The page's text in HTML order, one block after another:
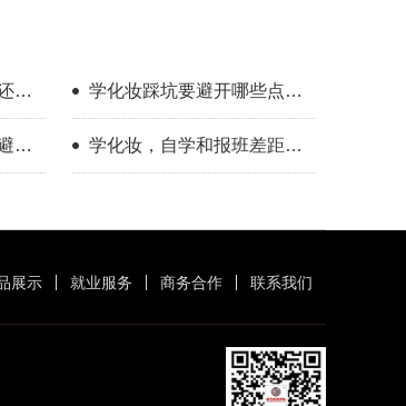
是
心
学化妆踩坑要避开哪些点？
新手择校干货分享
开
学化妆，自学和报班差距到
底有多大？
展示 就业服务 商务合作 联系我们